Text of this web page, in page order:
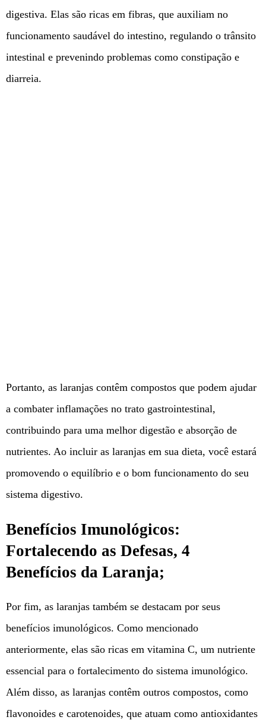
digestiva. Elas são ricas em fibras, que auxiliam no
funcionamento saudável do intestino, regulando o trânsito
intestinal e prevenindo problemas como constipação e
diarreia.
Portanto, as laranjas contêm compostos que podem ajudar
a combater inflamações no trato gastrointestinal,
contribuindo para uma melhor digestão e absorção de
nutrientes. Ao incluir as laranjas em sua dieta, você estará
promovendo o equilíbrio e o bom funcionamento do seu
sistema digestivo.
Benefícios Imunológicos:
Fortalecendo as Defesas, 4
Benefícios da Laranja;
Por fim, as laranjas também se destacam por seus
benefícios imunológicos. Como mencionado
anteriormente, elas são ricas em vitamina C, um nutriente
essencial para o fortalecimento do sistema imunológico.
Além disso, as laranjas contêm outros compostos, como
flavonoides e carotenoides, que atuam como antioxidantes